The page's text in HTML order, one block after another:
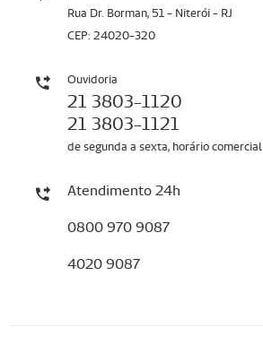
Rua Dr. Borman, 51 - Niterói - RJ
CEP: 24020-320
Ouvidoria
21 3803-1120
21 3803-1121
de segunda a sexta, horário comercial
Atendimento 24h
0800 970 9087
4020 9087